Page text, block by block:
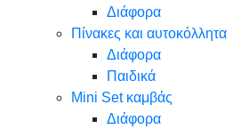
Διάφορα
Πίνακες και αυτοκόλλητα
Διάφορα
Παιδικά
Mini Set καμβάς
Διάφορα